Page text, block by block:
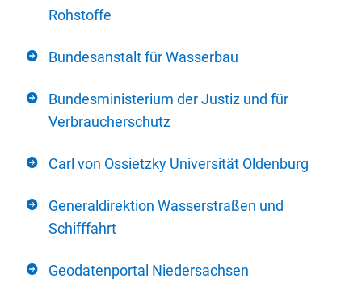
Rohstoffe
Bundesanstalt für Wasserbau
Bundesministerium der Justiz und für
Verbraucherschutz
Carl von Ossietzky Universität Oldenburg
Generaldirektion Wasserstraßen und
Schifffahrt
Geodatenportal Niedersachsen